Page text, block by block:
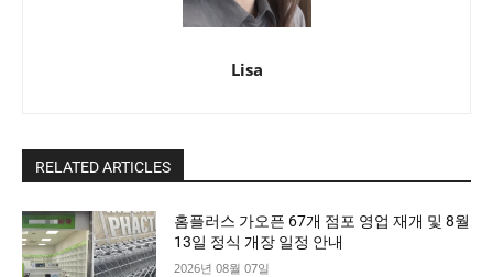
Lisa
RELATED ARTICLES
홈플러스 가오픈 67개 점포 영업 재개 및 8월
13일 정식 개장 일정 안내
2026년 08월 07일